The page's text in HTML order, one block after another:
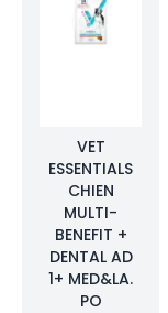
VET
ESSENTIALS
CHIEN
MULTI-
BENEFIT +
DENTAL AD
1+ MED&LA.
PO